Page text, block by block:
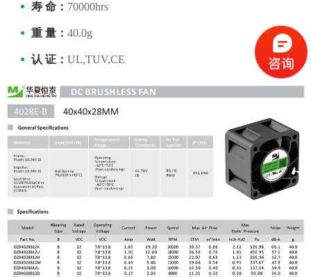
寿 命： 70000hrs
重 量：40.0g
认 证：UL,TUV,CE